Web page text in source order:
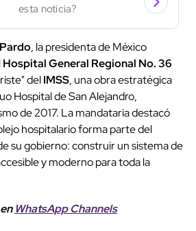
esta noticia?
, la presidenta de México
Hospital General Regional No. 36
delIMSS, una obra estratégica
Hospital de San Alejandro,
de 2017. La mandataria destacó
hospitalario forma parte del
su gobierno: construir un sistema de
y moderno para toda la
WhatsApp Channels